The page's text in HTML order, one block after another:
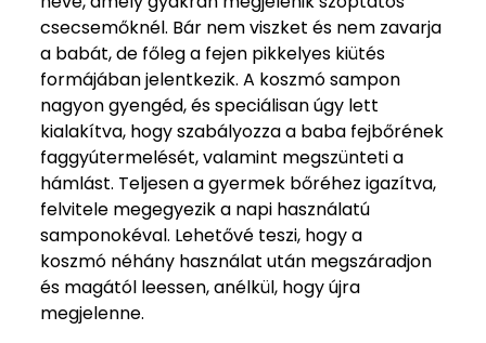
csecsemőknél. Bár nem viszket és nem zavarja
a babát, de főleg a fejen pikkelyes kiütés
formájában jelentkezik. A koszmó sampon
nagyon gyengéd, és speciálisan úgy lett
kialakítva, hogy szabályozza a baba fejbőrének
faggyútermelését, valamint megszünteti a
hámlást. Teljesen a gyermek bőréhez igazítva,
felvitele megegyezik a napi használatú
samponokéval. Lehetővé teszi, hogy a
koszmó néhány használat után megszáradjon
és magától leessen, anélkül, hogy újra
megjelenne.